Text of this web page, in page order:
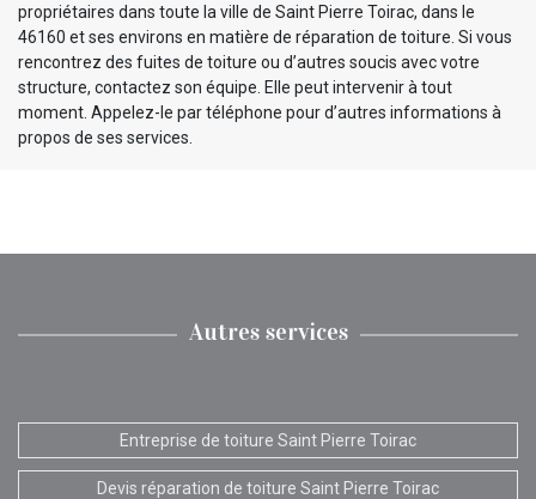
propriétaires dans toute la ville de Saint Pierre Toirac, dans le
46160 et ses environs en matière de réparation de toiture. Si vous
rencontrez des fuites de toiture ou d’autres soucis avec votre
structure, contactez son équipe. Elle peut intervenir à tout
moment. Appelez-le par téléphone pour d’autres informations à
propos de ses services.
Autres services
Entreprise de toiture Saint Pierre Toirac
Devis réparation de toiture Saint Pierre Toirac